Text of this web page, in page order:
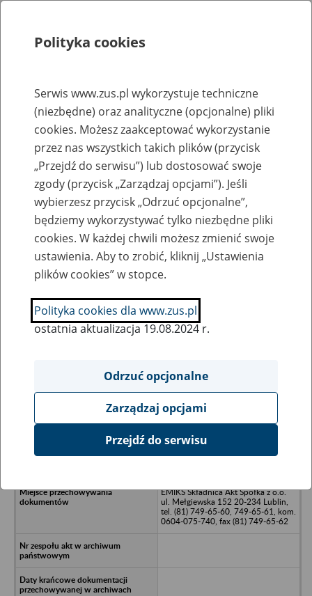
Rejestry, ewidencje i archiwa
Baza zlikwidowanych lub
przekształconych zakładów pracy
Nazwa zakładu pracy:
SZUKAJ
Ukryj wszystkie pozycje bazy
Budowlana Spółdzielnia Pracy
EMIKS Składnica Akt Spółka z o.o.
ul. Mełgiewska 152 20-234 Lublin,
tel. (81) 749-65-60, 749-65-61, kom.
0604-075-740, fax (81) 749-65-62
Polityka cookies
Serwis www.zus.pl wykorzystuje techniczne
(niezbędne) oraz analityczne (opcjonalne) pliki
cookies. Możesz zaakceptować wykorzystanie
przez nas wszystkich takich plików (przycisk
„Przejdź do serwisu”) lub dostosować swoje
zgody (przycisk „Zarządzaj opcjami”). Jeśli
wybierzesz przycisk „Odrzuć opcjonalne”,
będziemy wykorzystywać tylko niezbędne pliki
cookies. W każdej chwili możesz zmienić swoje
ustawienia. Aby to zrobić, kliknij „Ustawienia
plików cookies” w stopce.
Polityka cookies dla www.zus.pl
ostatnia aktualizacja 19.08.2024 r.
Odrzuć opcjonalne
Zarządzaj opcjami
Przejdź do serwisu